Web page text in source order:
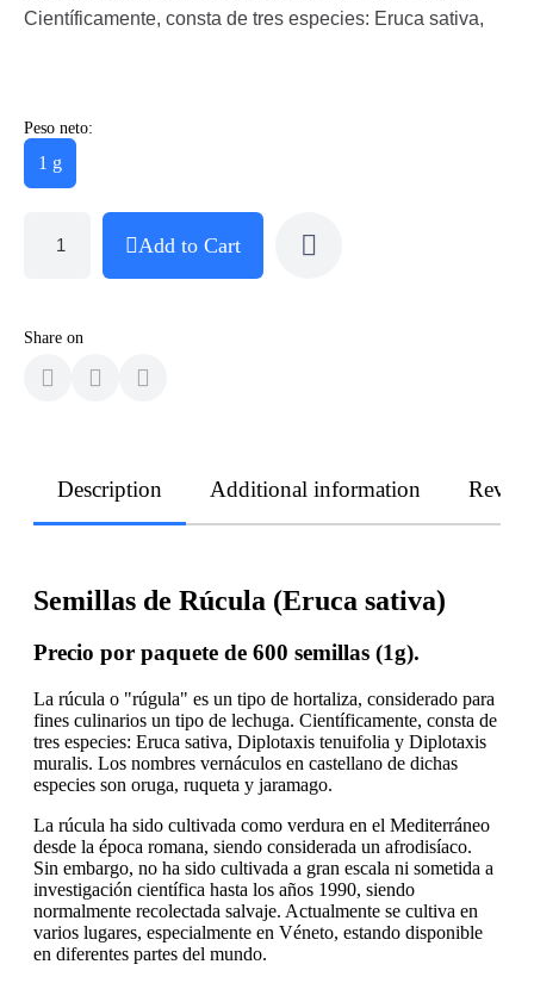
Científicamente, consta de tres especies: Eruca sativa,
Peso neto:
1 g
Add to Cart
Share on
Description Additional information
Semillas de Rúcula (Eruca sativa)
Precio por paquete de 600 semillas (1g).
La rúcula o "rúgula" es un tipo de hortaliza, considerado para
fines culinarios un tipo de lechuga. Científicamente, consta de
tres especies: Eruca sativa, Diplotaxis tenuifolia y Diplotaxis
muralis. Los nombres vernáculos en castellano de dichas
especies son oruga, ruqueta y jaramago.
La rúcula ha sido cultivada como verdura en el Mediterráneo
desde la época romana, siendo considerada un afrodisíaco.
Sin embargo, no ha sido cultivada a gran escala ni sometida a
investigación científica hasta los años 1990, siendo
normalmente recolectada salvaje. Actualmente se cultiva en
varios lugares, especialmente en Véneto, estando disponible
en diferentes partes del mundo.